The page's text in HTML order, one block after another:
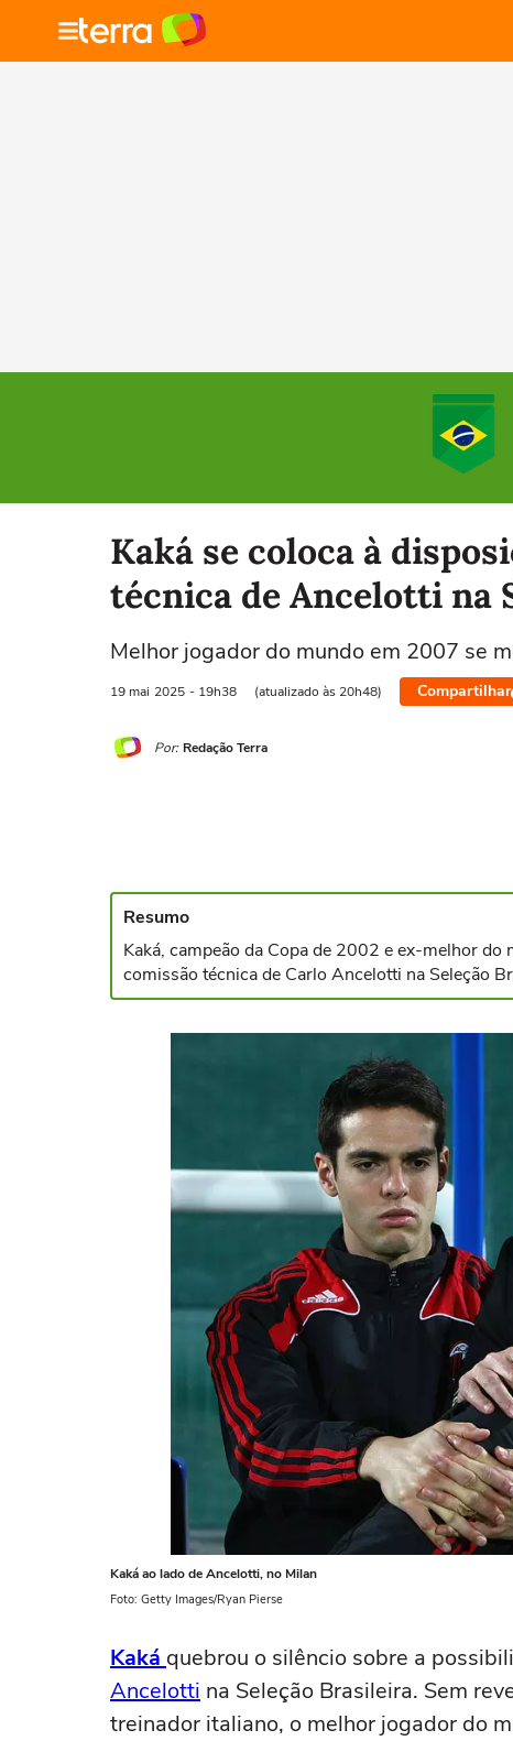
Selecione o time para ver as notícias
Kaká se coloca à
técnica de Ancelotti na
Melhor jogador do mundo em 2007 se
19 mai 2025 - 19h38 (atualizado às 20h48) Compartilhar
Por: Redação Terra
Resumo
Kaká, campeão da Copa de 2002 e ex-melhor
comissão técnica de Carlo Ancelotti na Seleção
Kaká ao lado de Ancelotti, no Milan
Foto: Getty Images/Ryan Pierse
Kaká quebrou o silêncio sobre a
Ancelotti na Seleção Brasileira. Sem
treinador italiano, o melhor jogador do